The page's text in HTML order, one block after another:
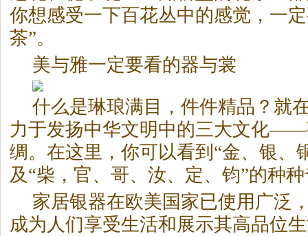
你想感受一下百花丛中的感觉，一
茶”。
美与雅一定要看的器与裳
什么是琳琅满目，件件精品？就
力于发扬中华文明中的三大文化
绸。在这里，你可以看到“金、银、
及“柴，官、哥、汝、定、钧”的种
家居银器在欧美国家已使用广泛
成为人们享受生活和展示其高品位